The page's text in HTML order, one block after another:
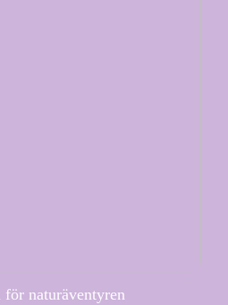
för naturäventyren